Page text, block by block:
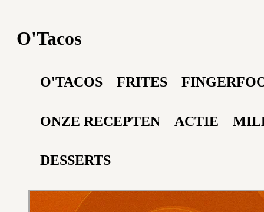
O'Tacos
O'TACOS FRITES
ONZE RECEPTEN ACTIE
DESSERTS